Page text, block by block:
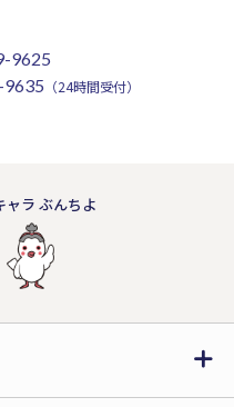
9625
（24時間受付）
ャラ ぶんちよ